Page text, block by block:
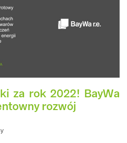
za rok 2022! BayWa
rozwój